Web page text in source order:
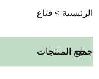
الرئيسية > قناع
جميع المنتجات